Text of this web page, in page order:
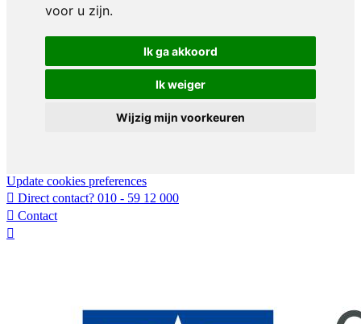
voor u zijn.
Ik ga akkoord
Ik weiger
Wijzig mijn voorkeuren
Update cookies preferences
Direct contact? 010 - 59 12 000
Contact